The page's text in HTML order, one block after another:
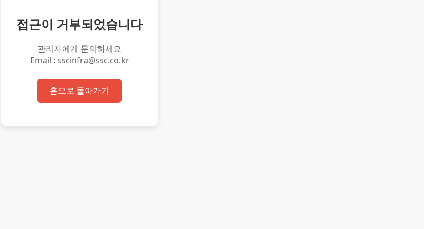
접근이 거부되었습니다
관리자에게 문의하세요
Email : sscinfra@ssc.co.kr
홈으로 돌아가기